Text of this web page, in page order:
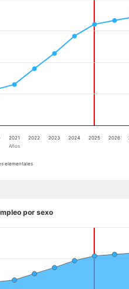
Años
elementales
2021 2022 2023 2024 2025 2026
por sexo